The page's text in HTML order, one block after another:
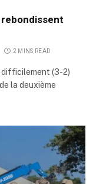
rebondissent
2 MINS READ
difficilement (3-2)
la deuxième